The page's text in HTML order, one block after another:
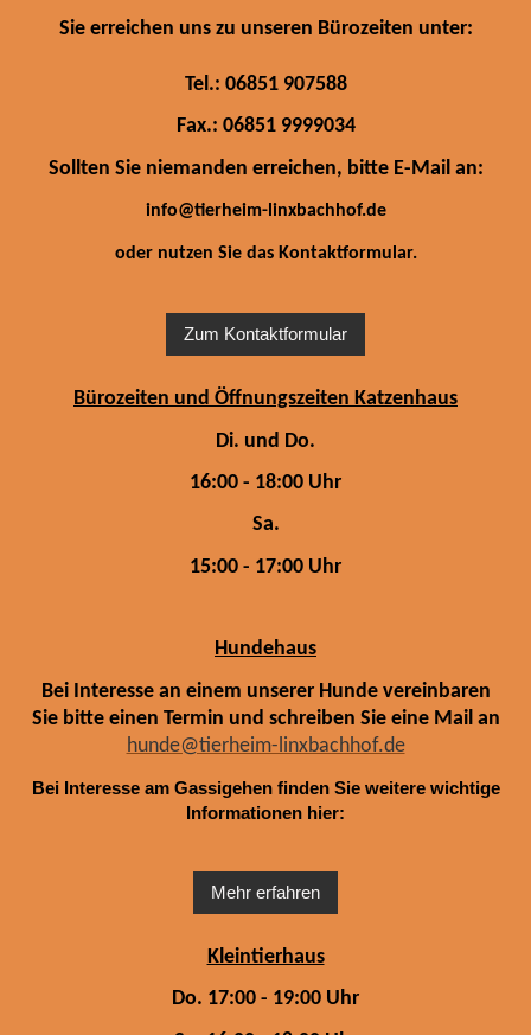
Sie erreichen uns zu unseren Bürozeiten unter:
Tel.: 06851 907588
Fax.: 06851 9999034
Sollten Sie niemanden erreichen, bitte E-Mail an:
info@tierheim-linxbachhof.de
oder nutzen Sie das Kontaktformular.
Zum Kontaktformular
Bürozeiten und Öffnungszeiten Katzenhaus
Di. und Do.
16:00 - 18:00 Uhr
Sa.
15:00 - 17:00 Uhr
Hundehaus
Bei Interesse an einem unserer Hunde vereinbaren
Sie bitte einen Termin und schreiben Sie eine Mail an
hunde@tierheim-linxbachhof.de
Bei Interesse am Gassigehen finden Sie weitere wichtige
Informationen hier:
Mehr erfahren
Kleintierhaus
Do. 17:00 - 19:00 Uhr